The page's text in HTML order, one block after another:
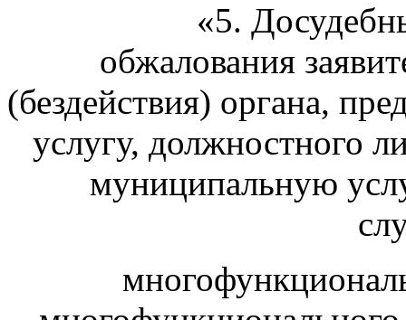
«5. Досудебный
обжалования
(бездействия) органа,
услугу, должностного
муниципальную